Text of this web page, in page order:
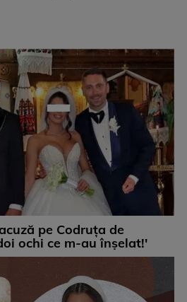
pe Codruța de
ochi ce m-au înșelat!'